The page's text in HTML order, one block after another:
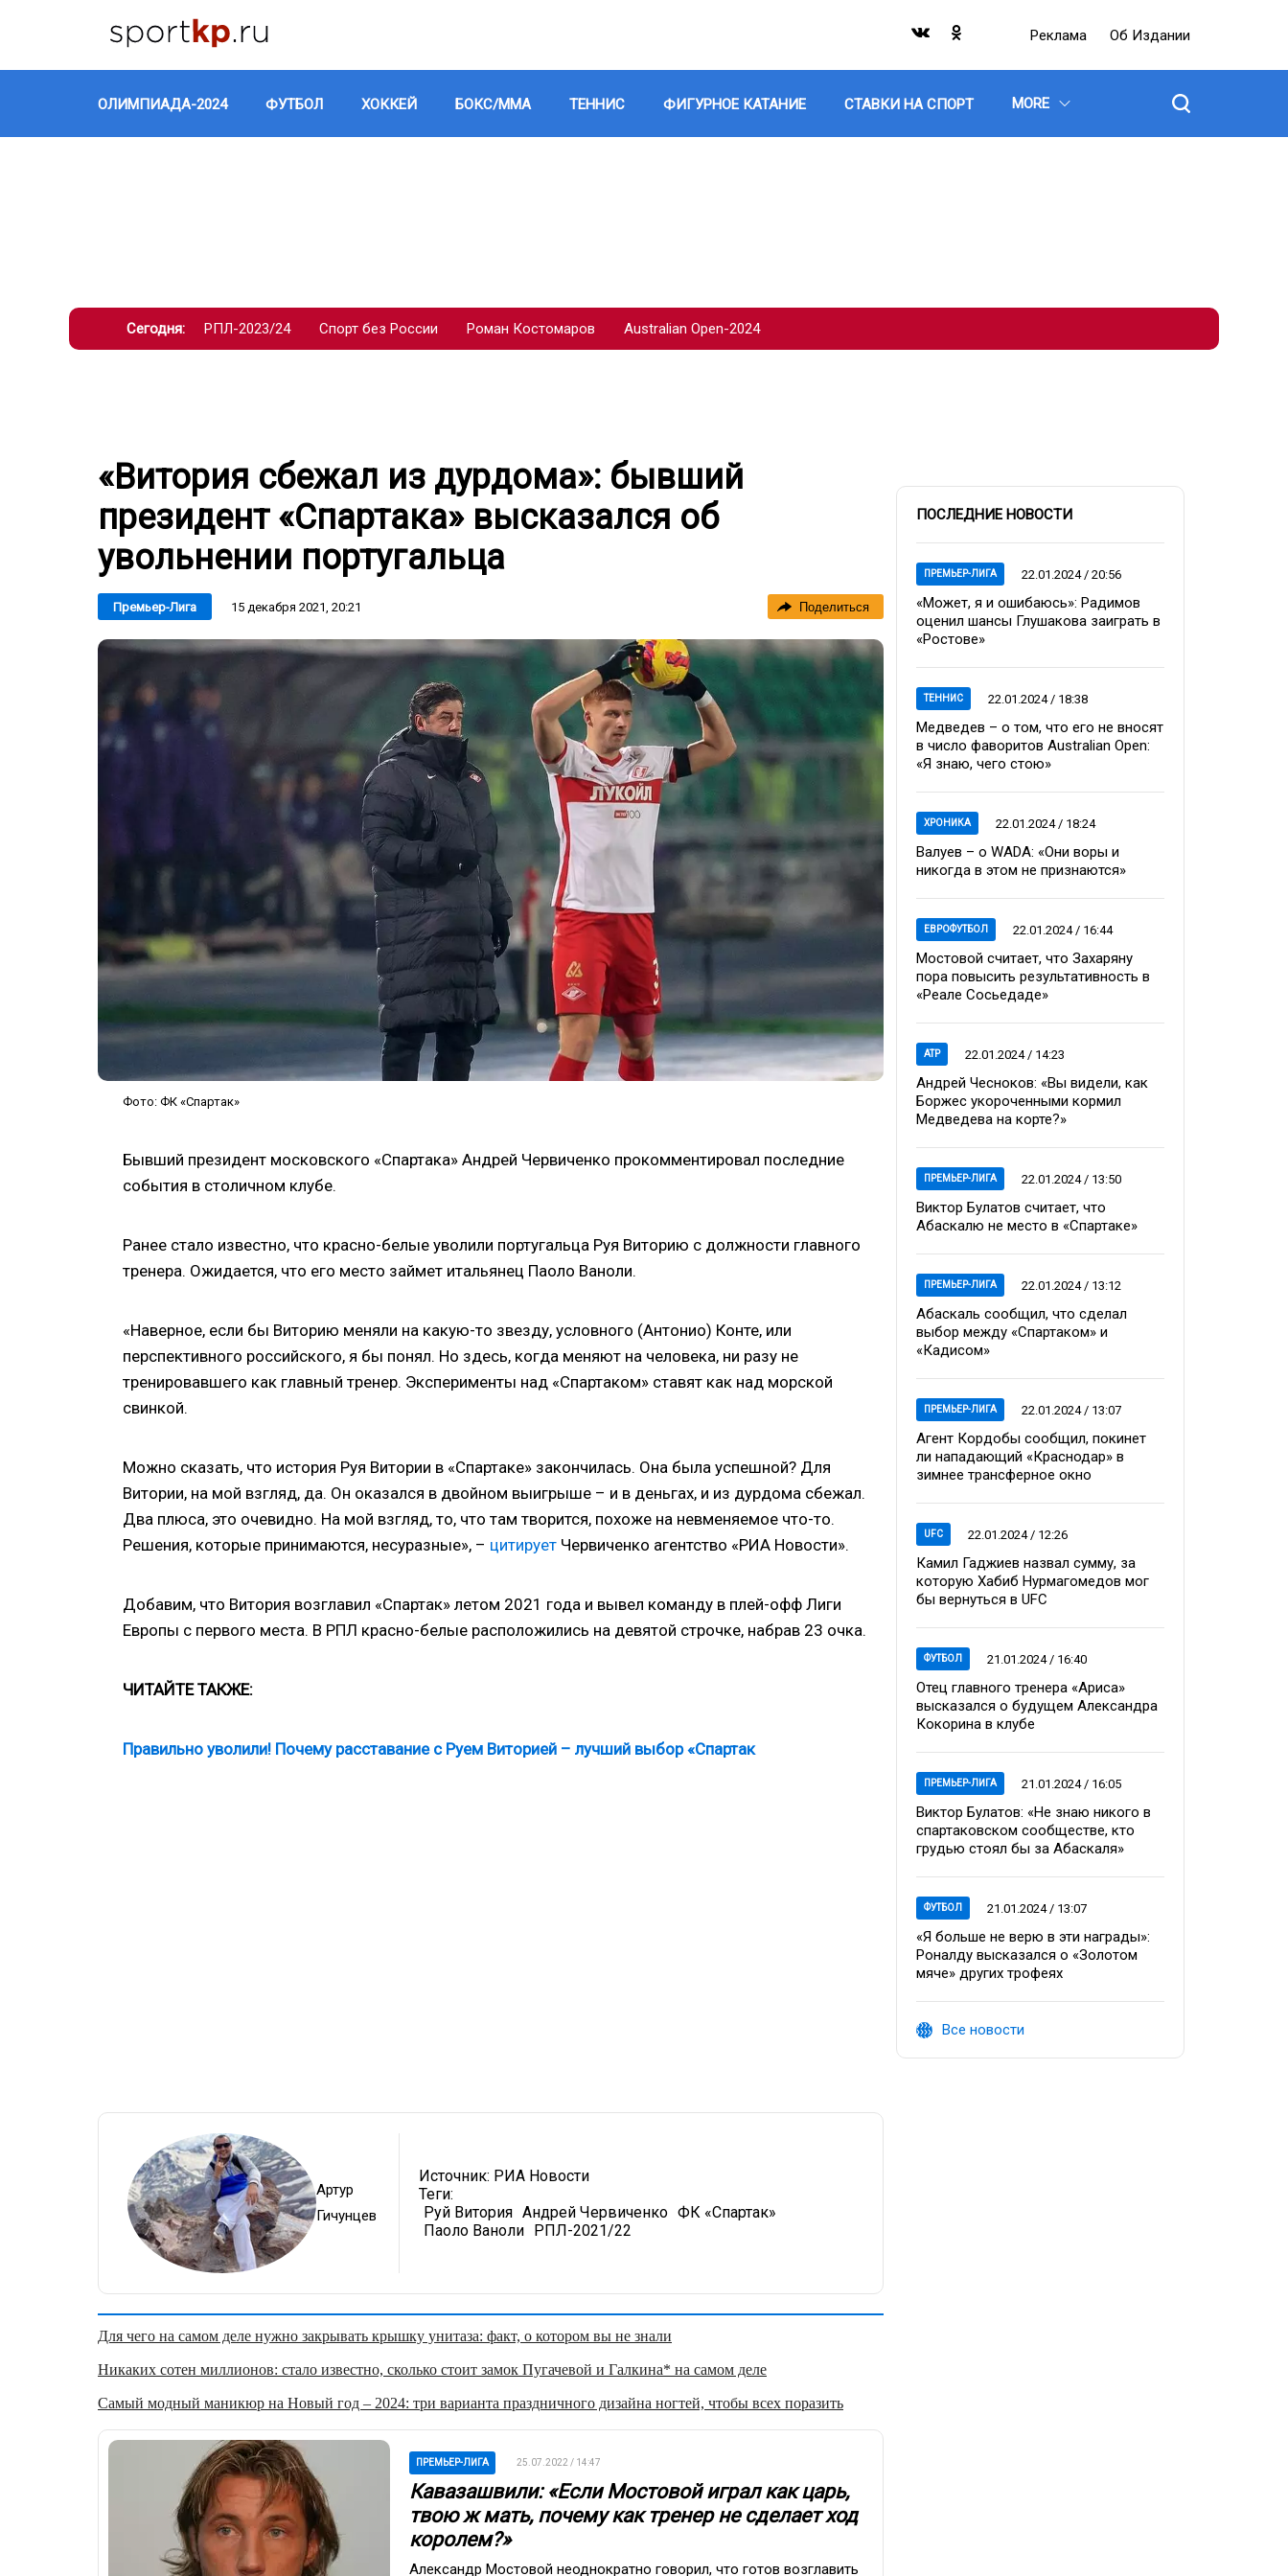
Реклама Об Издании
ОЛИМПИАДА-2024 ФУТБОЛ ХОККЕЙ БОКС/ММА ТЕННИС ФИГУРНОЕ КАТАНИЕ СТАВКИ НА СПОРТ MORE
Сегодня: РПЛ-2023/24 Спорт без России Роман Костомаров Australian Open-2024
«Витория сбежал из дурдома»: бывший
президент «Спартака» высказался об
увольнении португальца
Премьер-Лига 15 декабря 2021, 20:21 Поделиться
Фото: ФК «Спартак»
Бывший президент московского «Спартака» Андрей Червиченко прокомментировал последние
события в столичном клубе.
Ранее стало известно, что красно-белые уволили португальца Руя Виторию с должности главного
тренера. Ожидается, что его место займет итальянец Паоло Ваноли.
«Наверное, если бы Виторию меняли на какую-то звезду, условного (Антонио) Конте, или
перспективного российского, я бы понял. Но здесь, когда меняют на человека, ни разу не
тренировавшего как главный тренер. Эксперименты над «Спартаком» ставят как над морской
свинкой.
Можно сказать, что история Руя Витории в «Спартаке» закончилась. Она была успешной? Для
Витории, на мой взгляд, да. Он оказался в двойном выигрыше – и в деньгах, и из дурдома сбежал.
Два плюса, это очевидно. На мой взгляд, то, что там творится, похоже на невменяемое что-то.
Решения, которые принимаются, несуразные», – цитирует Червиченко агентство «РИА Новости».
Добавим, что Витория возглавил «Спартак» летом 2021 года и вывел команду в плей-офф Лиги
Европы с первого места. В РПЛ красно-белые расположились на девятой строчке, набрав 23 очка.
ЧИТАЙТЕ ТАКЖЕ:
Правильно уволили! Почему расставание с Руем Виторией – лучший выбор «Спартак
Артур
Гичунцев
Источник: РИА Новости
Теги:
Руй Витория Андрей Червиченко ФК «Спартак»
Паоло Ваноли РПЛ-2021/22
Для чего на самом деле нужно закрывать крышку унитаза: факт, о котором вы не знали
Никаких сотен миллионов: стало известно, сколько стоит замок Пугачевой и Галкина* на самом деле
Самый модный маникюр на Новый год – 2024: три варианта праздничного дизайна ногтей, чтобы всех поразить
ПРЕМЬЕР-ЛИГА 25.07.2022 / 14:47
Кавазашвили: «Если Мостовой играл как царь,
твою ж мать, почему как тренер не сделает ход
королем?»
Александр Мостовой неоднократно говорил, что готов возглавить
ПОСЛЕДНИЕ НОВОСТИ
ПРЕМЬЕР-ЛИГА 22.01.2024 / 20:56
«Может, я и ошибаюсь»: Радимов
оценил шансы Глушакова заиграть в
«Ростове»
ТЕННИС 22.01.2024 / 18:38
Медведев – о том, что его не вносят
в число фаворитов Australian Open:
«Я знаю, чего стою»
ХРОНИКА 22.01.2024 / 18:24
Валуев – о WADA: «Они воры и
никогда в этом не признаются»
ЕВРОФУТБОЛ 22.01.2024 / 16:44
Мостовой считает, что Захаряну
пора повысить результативность в
«Реале Сосьедаде»
ATP 22.01.2024 / 14:23
Андрей Чесноков: «Вы видели, как
Боржес укороченными кормил
Медведева на корте?»
ПРЕМЬЕР-ЛИГА 22.01.2024 / 13:50
Виктор Булатов считает, что
Абаскалю не место в «Спартаке»
ПРЕМЬЕР-ЛИГА 22.01.2024 / 13:12
Абаскаль сообщил, что сделал
выбор между «Спартаком» и
«Кадисом»
ПРЕМЬЕР-ЛИГА 22.01.2024 / 13:07
Агент Кордобы сообщил, покинет
ли нападающий «Краснодар» в
зимнее трансферное окно
UFC 22.01.2024 / 12:26
Камил Гаджиев назвал сумму, за
которую Хабиб Нурмагомедов мог
бы вернуться в UFC
ФУТБОЛ 21.01.2024 / 16:40
Отец главного тренера «Ариса»
высказался о будущем Александра
Кокорина в клубе
ПРЕМЬЕР-ЛИГА 21.01.2024 / 16:05
Виктор Булатов: «Не знаю никого в
спартаковском сообществе, кто
грудью стоял бы за Абаскаля»
ФУТБОЛ 21.01.2024 / 13:07
«Я больше не верю в эти награды»:
Роналду высказался о «Золотом
мяче» других трофеях
Все новости